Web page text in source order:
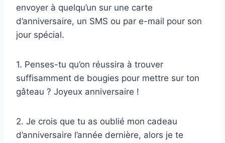
envoyer à quelqu’un sur une carte
d’anniversaire, un SMS ou par e-mail pour son
jour spécial.
1. Penses-tu qu’on réussira à trouver
suffisamment de bougies pour mettre sur ton
gâteau ? Joyeux anniversaire !
2. Je crois que tu as oublié mon cadeau
d’anniversaire l’année dernière, alors je te